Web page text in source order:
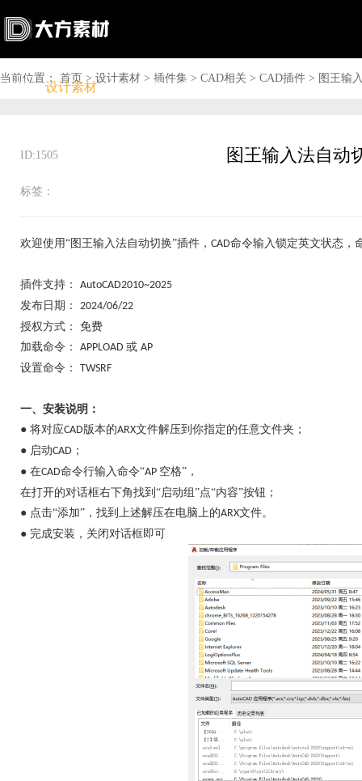
首页 设计素材 软件下载 问答资讯
 VIP  充值 登录
当前位置：首页 >设计素材 > 插件集 > CAD相关 > CAD插件 > 图王输
图王输入法自动
ID:1505
标签：
欢迎使用“图王输入法自动切换”插件， CAD命令输入锁定英文状态，
插件支持：
AutoCAD2010~2025
发布日期：
2024/06/22
授权方式：
免费
加载命令：
APPLOAD 或 AP
设置命令：
TWSRF
一、安装说明：
● 将对应CAD版本的ARX文件解压到你指定的任意文件夹；
● 启动CAD ；
● 在CAD命令行输入命令“AP 空格”，
在打开的对话框右下角找到 “启动组”点“内容”按钮；
● 点击“添加”，找到上述解压在电脑上的ARX文件。
● 完成安装，关闭对话框即可